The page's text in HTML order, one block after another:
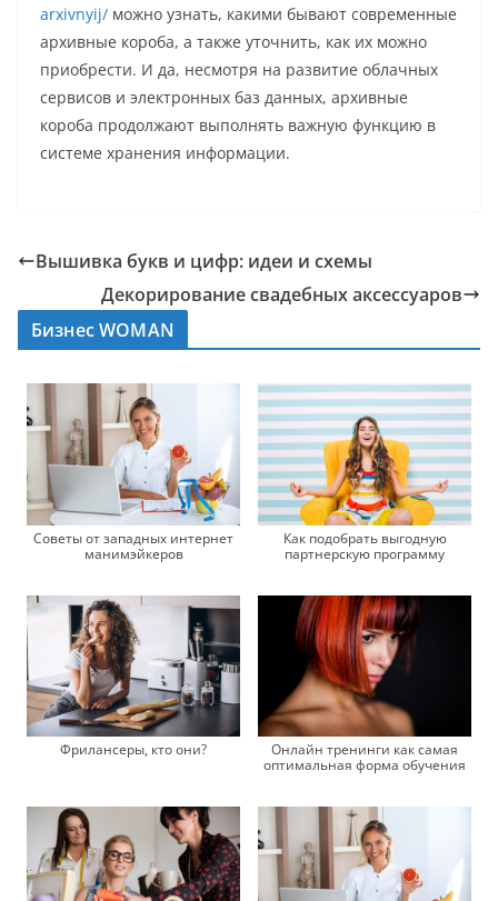
arxivnyij/ можно узнать, какими бывают современные
архивные короба, а также уточнить, как их можно
приобрести. И да, несмотря на развитие облачных
сервисов и электронных баз данных, архивные
короба продолжают выполнять важную функцию в
системе хранения информации.
Вышивка букв и цифр: идеи и схемы
Декорирование свадебных аксессуаров
Бизнес WOMAN
Советы от западных интернет
манимэйкеров
Как подобрать выгодную
партнерскую программу
Фрилансеры, кто они?
Онлайн тренинги как самая
оптимальная форма обучения